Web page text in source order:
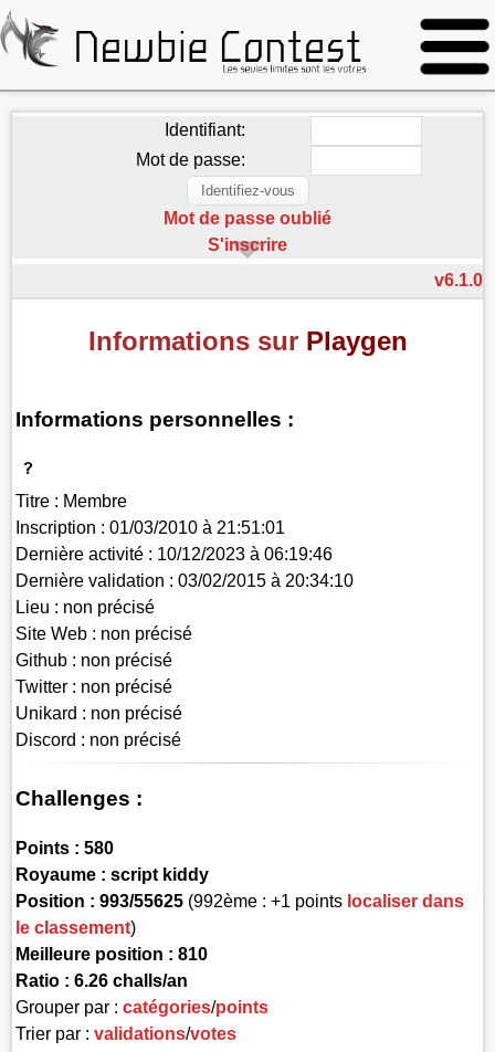
Identifiant:
Mot de passe:
Mot de passe oublié
S'inscrire
v6.1.0
Informations sur Playgen
Informations personnelles :
Titre : Membre
Inscription : 01/03/2010 à 21:51:01
Dernière activité : 10/12/2023 à 06:19:46
Dernière validation : 03/02/2015 à 20:34:10
Lieu : non précisé
Site Web : non précisé
Github : non précisé
Twitter : non précisé
Unikard : non précisé
Discord : non précisé
Challenges :
Points : 580
Royaume : script kiddy
Position : 993/55625 (992ème : +1 points localiser dans
le classement)
Meilleure position : 810
Ratio : 6.26 challs/an
Grouper par :catégories/points
Trier par :validations/votes